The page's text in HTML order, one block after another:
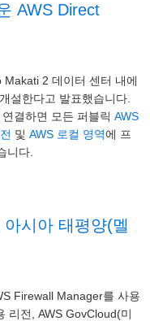
AWS Direct
Makati 2 데이터 센터 내에
설한다고 발표했습니다.
결하면 모든 퍼블릭 AWS
및 AWS 로컬 영역에 프
니다.
시아 태평양(멜
Firewall Manager를 사용
리전, AWS GovCloud(미